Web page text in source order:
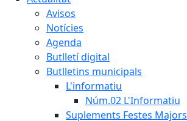
Avisos
Notícies
Agenda
Butlletí digital
Butlletins municipals
L'informatiu
Núm.02 L'Informatiu
Suplements Festes Majors